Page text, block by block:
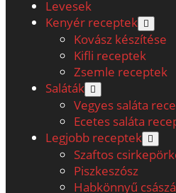
Levesek
Kenyér receptek
open
menu
Kovász készítése
Kifli receptek
Zsemle receptek
Saláták
open
menu
Vegyes saláta
Ecetes saláta
Legjobb receptek
open
menu
Szaftos
Piszkeszósz
Habkönnyű